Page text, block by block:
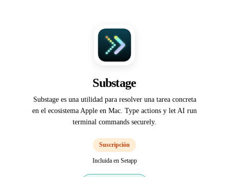
Substage
Substage es una utilidad para resolver una tarea concreta
en el ecosistema Apple en Mac. Type actions y let AI run
terminal commands securely.
Suscripción
Incluida en Setapp